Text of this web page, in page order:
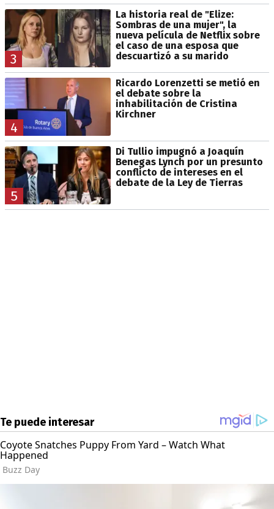
3
La historia real de "Elize:
Sombras de una mujer", la
nueva película de Netflix sobre
el caso de una esposa que
descuartizó a su marido
4
Ricardo Lorenzetti se metió en
el debate sobre la
inhabilitación de Cristina
Kirchner
5
Di Tullio impugnó a Joaquín
Benegas Lynch por un presunto
conflicto de intereses en el
debate de la Ley de Tierras